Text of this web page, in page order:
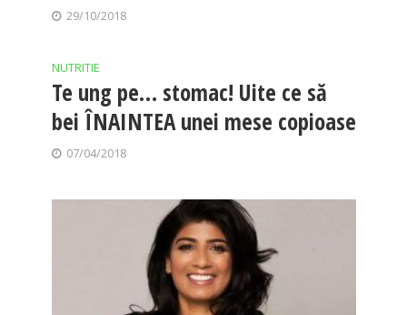
29/10/2018
NUTRITIE
Te ung pe… stomac! Uite ce să
bei ÎNAINTEA unei mese copioase
07/04/2018